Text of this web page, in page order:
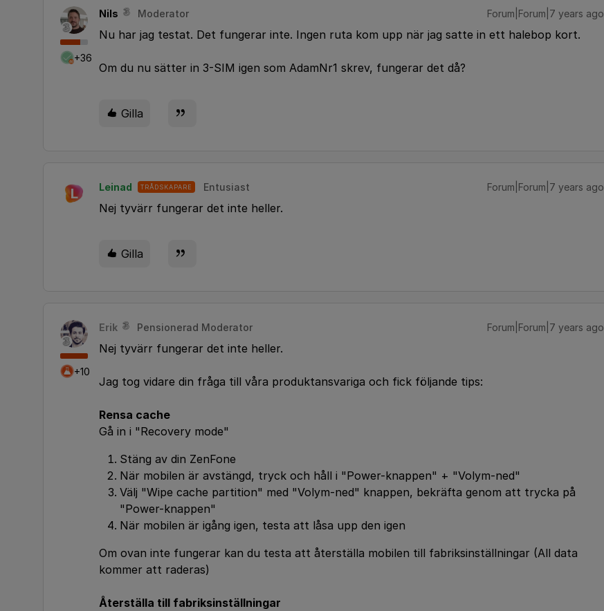
+36
Nils Moderator Forum|Forum|7 years ago
Nu har jag testat. Det fungerar inte. Ingen ruta kom upp när jag satte in ett halebop kort.
Om du nu sätter in 3-SIM igen som AdamNr1 skrev, fungerar det då?
Gilla
L Leinad TRÅDSKAPARE Entusiast Forum|Forum|7 years ago
Nej tyvärr fungerar det inte heller.
Gilla
+10
Erik Pensionerad Moderator Forum|Forum|7 years ago
Nej tyvärr fungerar det inte heller.
Jag tog vidare din fråga till våra produktansvariga och fick följande tips:
Rensa cache
Gå in i "Recovery mode"
Stäng av din ZenFone
När mobilen är avstängd, tryck och håll i "Power-knappen" + "Volym-ned"
Välj "Wipe cache partition" med "Volym-ned" knappen, bekräfta genom att trycka på
"Power-knappen"
När mobilen är igång igen, testa att låsa upp den igen
Om ovan inte fungerar kan du testa att återställa mobilen till fabriksinställningar (All data
kommer att raderas)
Återställa till fabriksinställningar